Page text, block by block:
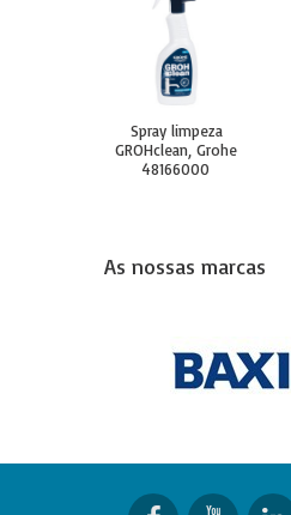
Spray limpeza
GROHclean, Grohe
48166000
As nossas marcas